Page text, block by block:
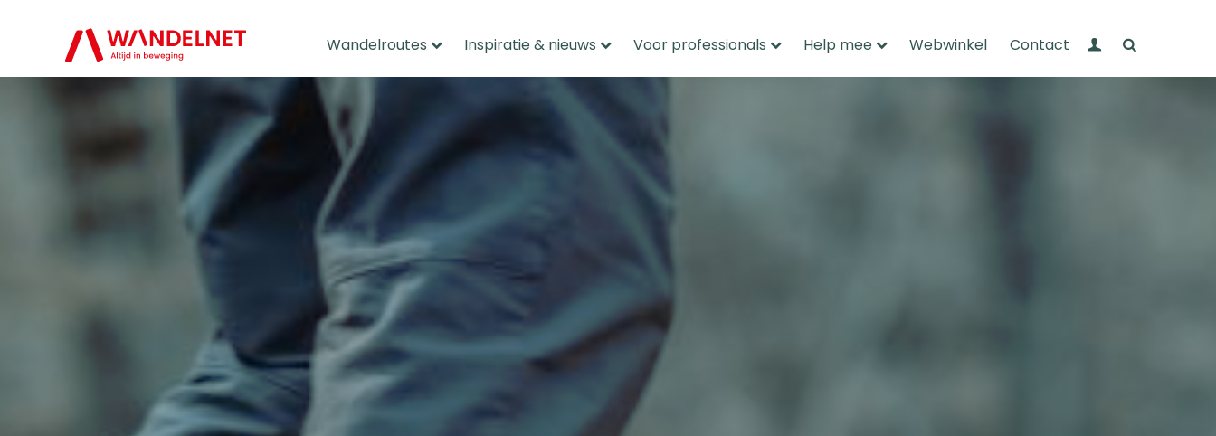
Wandelroutes Inspiratie & nieuws Voor professionals Help mee Webwinkel Contact Mijn Wandelnet